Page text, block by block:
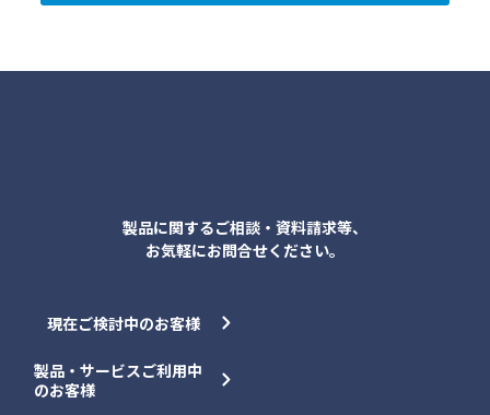
製品に関するご相談・資料請求等、
お気軽にお問合せください。
現在ご検討中のお客様
製品・サービスご利用中
のお客様